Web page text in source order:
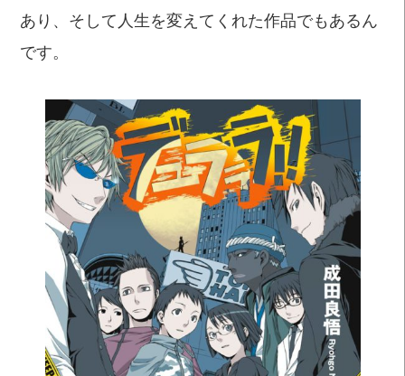
あり、そして人生を変えてくれた作品でもあるん
です。